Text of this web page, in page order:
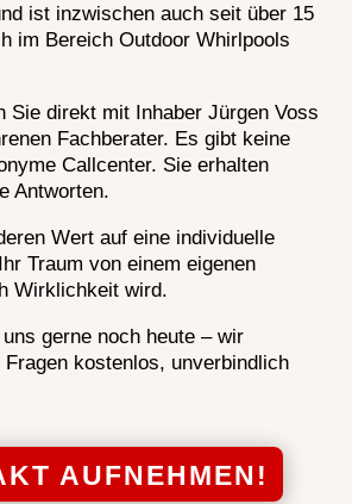
ist inzwischen auch seit über 15
im Bereich Outdoor Whirlpools
Sie direkt mit Inhaber Jürgen Voss
Fachberater. Es gibt keine
Callcenter. Sie erhalten
Antworten.
Wert auf eine individuelle
Traum von einem eigenen
Wirklichkeit wird.
gerne noch heute – wir
Fragen kostenlos, unverbindlich
AUFNEHMEN!